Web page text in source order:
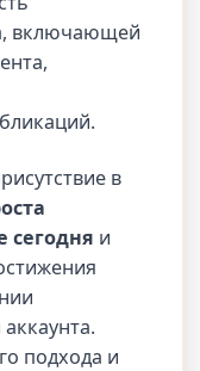
включающей
в
сегодня и
подхода и